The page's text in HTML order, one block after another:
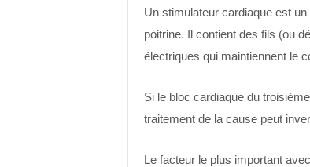
Un stimulateur cardiaque est
poitrine. Il contient des fils (ou
électriques qui maintiennent le
Si le bloc cardiaque du
traitement de la cause peut
Le facteur le plus important